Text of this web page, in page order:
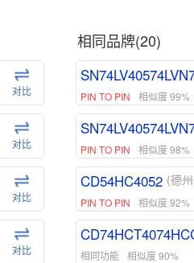
对比
对比
对比
对比
相同品牌(20)
PIN TO PIN 相似度 99%
PIN TO PIN 相似度 98%
CD54HC4052 (德
PIN TO PIN 相似度 92%
相同功能 相似度 90%